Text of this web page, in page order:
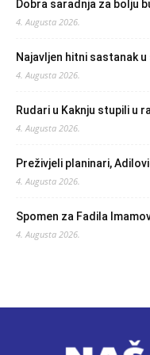
Dobra saradnja za bolju
4. Augusta 2026.
Najavljen hitni sastanak
4. Augusta 2026.
Rudari u Kaknju stupili u
4. Augusta 2026.
Preživjeli planinari,
4. Augusta 2026.
Spomen za Fadila
4. Augusta 2026.